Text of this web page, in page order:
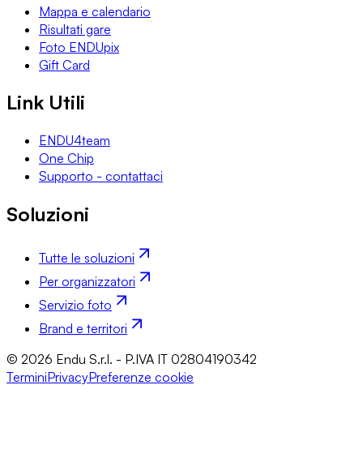
Mappa e calendario
Risultati gare
Foto ENDUpix
Gift Card
Link Utili
ENDU4team
One Chip
Supporto - contattaci
Soluzioni
Tutte le soluzioni
Per organizzatori
Servizio foto
Brand e territori
© 2026 Endu S.r.l. - P.IVA IT 02804190342
TerminiPrivacyPreferenze cookie